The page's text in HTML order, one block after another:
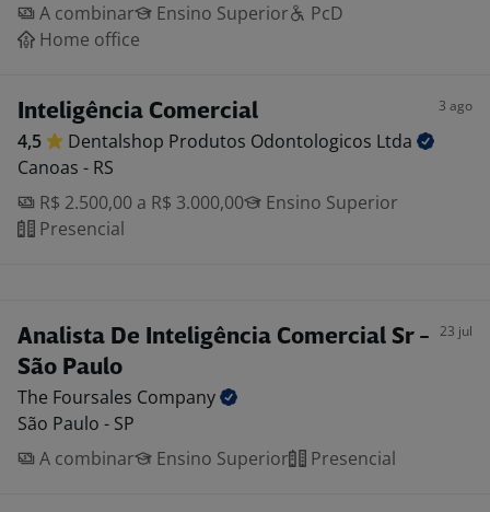
A combinar
Ensino Superior
PcD
Home office
Inteligência Comercial 3 ago
4,5 Dentalshop Produtos Odontologicos Ltda
Canoas - RS
R$ 2.500,00 a R$ 3.000,00
Ensino Superior
Presencial
Analista De Inteligência Comercial Sr -
São Paulo
23 jul
The Foursales Company
São Paulo - SP
A combinar
Ensino Superior Presencial